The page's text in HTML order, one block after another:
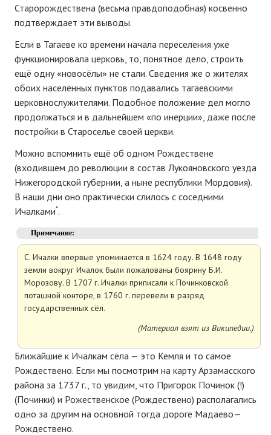
Старорождествена (весьма правдоподобная) косвенно
подтверждает эти выводы.
Если в Тагаеве ко времени начала переселения уже
функционировала церковь, то, понятное дело, строить
ещё одну «новосёлы» не стали. Сведения же о жителях
обоих населённых пунктов подавались тагаевскими
церковнослужителями. Подобное положение дел могло
продолжаться и в дальнейшем «по инерции», даже после
постройки в Староселье своей церкви.
Можно вспомнить ещё об одном Рождествене
(входившем до революции в состав Лукояновского уезда
Нижегородской губернии, а ныне республики Мордовия).
В наши дни оно практически слилось с соседними
Ичалками*.
Примечание:
С. Ичалки впервые упоминается в 1624 году. В 1648 году
земли вокруг Ичалок были пожалованы боярину Б.И.
Морозову. В 1707 г. Ичалки приписали к Починковской
поташной конторе, в 1760 г. перевели в разряд
государственных сёл.
(Материал взят из Википедии.)
Ближайшие к Ичалкам сёла — это Кемля и то самое
Рождествено. Если мы посмотрим на карту Арзамасского
района за 1737 г., то увидим, что Пригорок Починок (!)
(Починки) и Рожественское (Рождествено) располагались
одно за другим на основной тогда дороге Мадаево—
Рождествено.